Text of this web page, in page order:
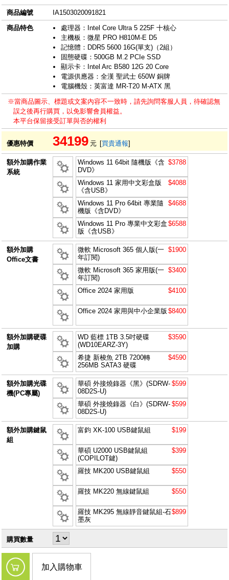
商品編號
IA1503020091821
商品特色
處理器：Intel Core Ultra 5 225F 十核心
主機板：微星 PRO H810M-E D5
記憶體：DDR5 5600 16G(單支)（2組）
固態硬碟：500GB M.2 PCIe SSD
顯示卡：Intel Arc B580 12G 20 Core
電源供應器：全漢 聖武士 650W 銅牌
電腦機殼：英富達 MR-T20 M-ATX 黑
※當商品圖示、標題或文案內容不一致時，請先詢問客服人員，待確認無
誤之後再行購買，以免影響會員權益。
本平台保留接受訂單與否的權利
優惠特價 34199 元 [買貴通報]
額外加購作業
系統
Windows 11 64bit 隨機版《含
DVD》
$3788
Windows 11 家用中文彩盒版
《含USB》
$4088
Windows 11 Pro 64bit 專業隨
機版《含DVD》
$4688
Windows 11 Pro 專業中文彩盒
版《含USB》
$6588
額外加購
Office文書
微軟 Microsoft 365 個人版(一
年訂閱)
$1900
微軟 Microsoft 365 家用版(一
年訂閱)
$3400
Office 2024 家用版 $4100
Office 2024 家用與中小企業版 $8400
額外加購硬碟
加購
WD 藍標 1TB 3.5吋硬碟
(WD10EARZ-3Y)
$3590
希捷 新梭魚 2TB 7200轉
256MB SATA3 硬碟
$4590
額外加購光碟
機(PC專屬)
華碩 外接燒錄器《黑》(SDRW-
08D2S-U)
$599
華碩 外接燒錄器《白》(SDRW-
08D2S-U)
$599
額外加購鍵鼠
組
富鈞 XK-100 USB鍵鼠組 $199
華碩 U2000 USB鍵鼠組
(COPILOT鍵)
$399
羅技 MK200 USB鍵鼠組 $550
羅技 MK220 無線鍵鼠組 $550
羅技 MK295 無線靜音鍵鼠組-石
墨灰
$899
購買數量
加入購物車